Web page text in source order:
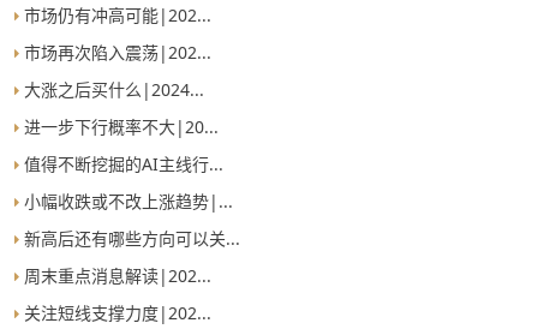
市场仍有冲高可能|202...
市场再次陷入震荡|202...
大涨之后买什么|2024...
进一步下行概率不大|20...
值得不断挖掘的AI主线行...
小幅收跌或不改上涨趋势|...
新高后还有哪些方向可以关...
周末重点消息解读|202...
关注短线支撑力度|202...